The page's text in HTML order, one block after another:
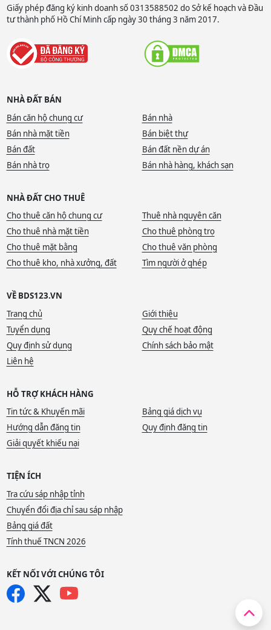
Giấy phép đăng ký kinh doanh số 0313588502 do Sở kế hoạch và Đầu
tư thành phố Hồ Chí Minh cấp ngày 30 tháng 3 năm 2017.
NHÀ ĐẤT BÁN
Bán căn hộ chung cư
Bán nhà
Bán nhà mặt tiền
Bán biệt thự
Bán đất
Bán đất nền dự án
Bán nhà trọ
Bán nhà hàng, khách sạn
NHÀ ĐẤT CHO THUÊ
Cho thuê căn hộ chung cư
Thuê nhà nguyên căn
Cho thuê nhà mặt tiền
Cho thuê phòng trọ
Cho thuê mặt bằng
Cho thuê văn phòng
Cho thuê kho, nhà xưởng, đất
Tìm người ở ghép
VỀ BDS123.VN
Trang chủ
Giới thiệu
Tuyển dụng
Quy chế hoạt động
Quy định sử dụng
Chính sách bảo mật
Liên hệ
HỖ TRỢ KHÁCH HÀNG
Tin tức & Khuyến mãi
Bảng giá dịch vụ
Hướng dẫn đăng tin
Quy định đăng tin
Giải quyết khiếu nại
TIỆN ÍCH
Tra cứu sáp nhập tỉnh
Chuyển đổi địa chỉ sau sáp nhập
Bảng giá đất
Tính thuế TNCN 2026
KẾT NỐI VỚI CHÚNG TÔI